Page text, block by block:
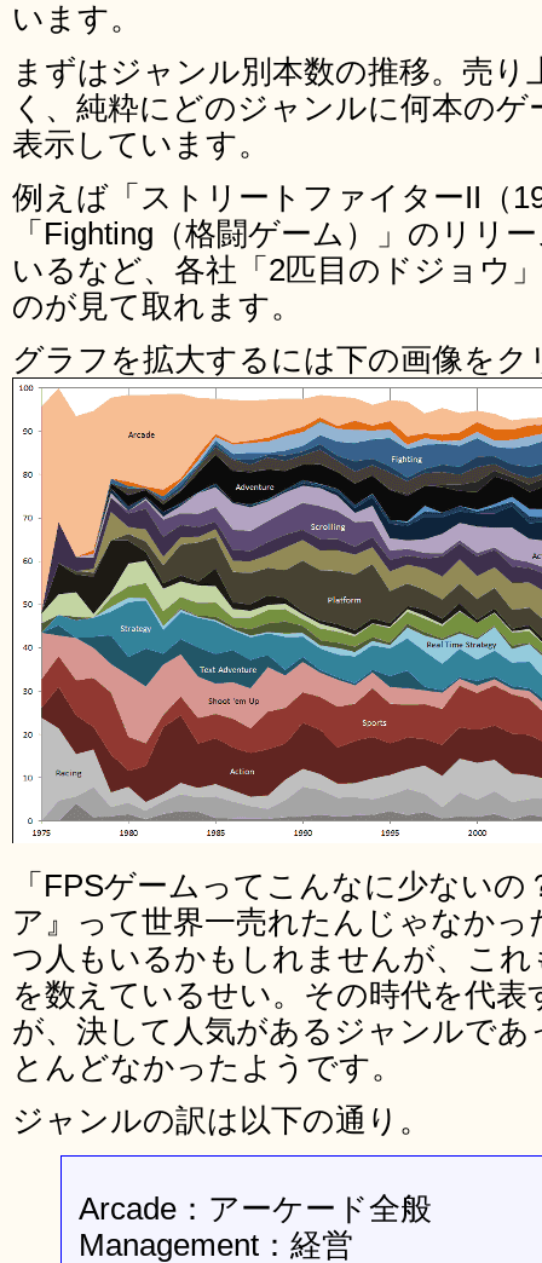
います。
まずはジャンル別本数の推移。売
く、純粋にどのジャンルに何本の
表示しています。
例えば「ストリートファイターII（
「Fighting（格闘ゲーム）」のリリ
いるなど、各社「2匹目のドジョウ
のが見て取れます。
グラフを拡大するには下の画像を
「FPSゲームってこんなに少ない
ア』って世界一売れたんじゃなか
つ人もいるかもしれませんが、こ
を数えているせい。その時代を代
が、決して人気があるジャンルで
とんどなかったようです。
ジャンルの訳は以下の通り。
Arcade：アーケード全般
Management：経営